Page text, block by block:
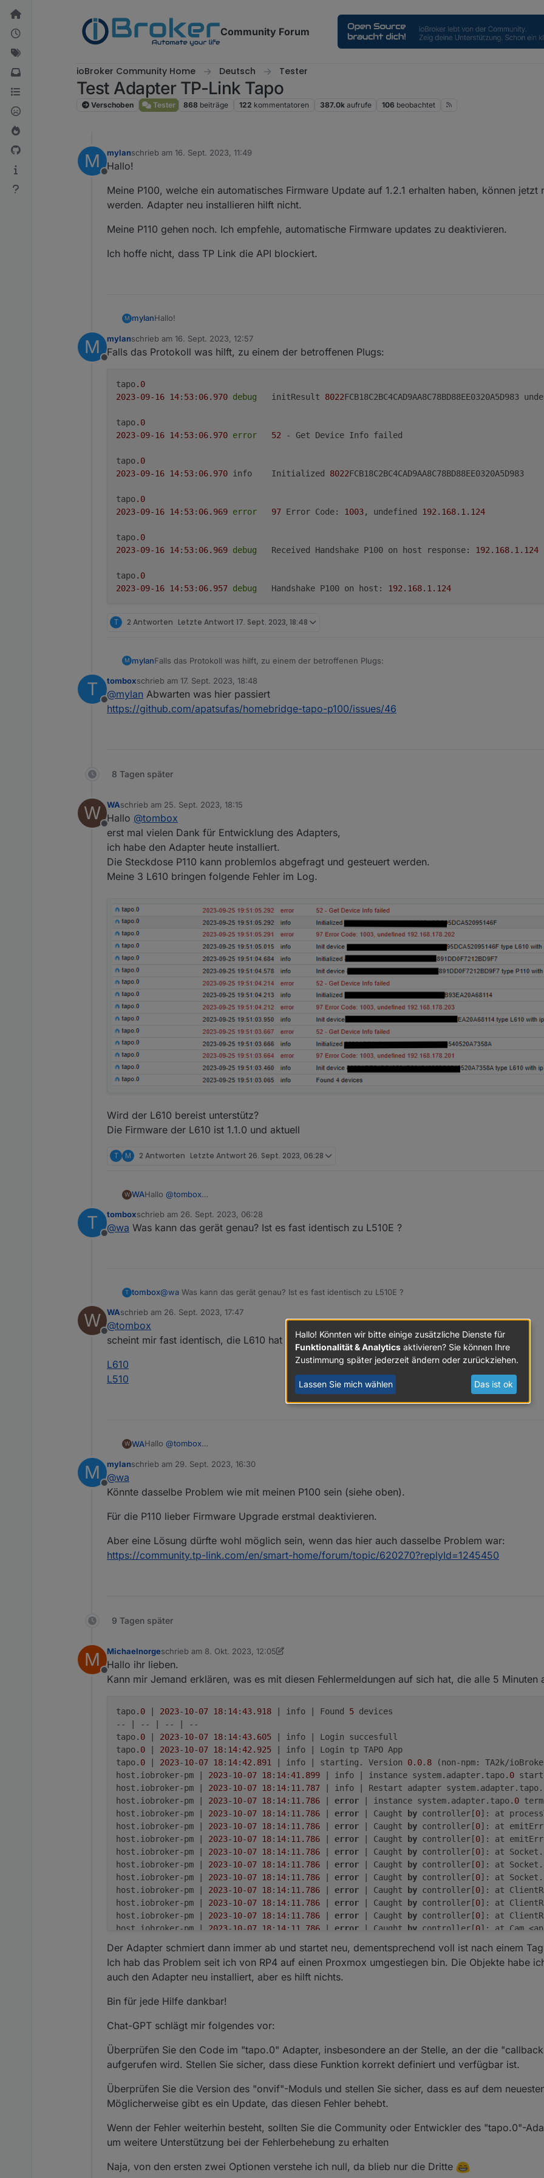
Weiter zum Inhalt
Community Forum
ioBroker Community Home Deutsch Tester
Test Adapter TP-Link Tapo
Verschoben Tester 868 beiträge 122 kommentatoren 387.0k aufrufe 106 beobachtet
M
Offline
mylanschrieb am 16. Sept. 2023, 11:49
zuletzt editiert von
Hallo!
Meine P100, welche ein automatisches Firmware Update auf 1.2.1 erhalten haben, können jetzt
werden. Adapter neu installieren hilft nicht.
Meine P110 gehen noch. Ich empfehle, automatische Firmware updates zu deaktivieren.
Ich hoffe nicht, dass TP Link die API blockiert.
M mylanHallo!
Meine P100, welche ein automatisches Firmware Update auf 1.2.1 erhalten haben, können jetzt nicht
Adapter neu installieren hilft nicht.
M
Offline
mylanschrieb am 16. Sept. 2023, 12:57
zuletzt editiert von
Falls das Protokoll was hilft, zu einem der betroffenen Plugs:
tapo.0
2023-09-16 14: 53: 06.970 debug
	initResult
8022FCB18C2BC4CAD9AA8C78BD88EE0320A5D983
tapo.0
2023-09-16 14: 53: 06.970 error 52 - Get Device Info failed
tapo.0
2023-09-16 14: 53: 06.970
	info	Initialized
8022FCB18C2BC4CAD9AA8C78BD88EE0320A5D983
tapo.0
2023-09-16 14: 53: 06.969 error 97 Error Code: 1003, undefined 192.168.1 .124
tapo.0
2023-09-16 14: 53: 06.969 debug
	Received Handshake P100 on host response:
192.168.1 .124
tapo.0
2023-09-16 14: 53: 06.957 debug
	Handshake P100 on host:
192.168.1 .124
2023-09-16 14:53:06.535 debug
	Constructing P100 on host:
2023-09-16 14:53:06.534
	info	Init device
8022FCB18C2BC4CAD9AA8C78BD88EE0320A5D983
tapo.0
2023-09 -16 : 06.533 debug "hwVer" "2.0", "category":
T 2 Antworten Letzte Antwort 17. Sept. 2023, 18:48
M mylanFalls das Protokoll was hilft, zu einem der betroffenen Plugs:
tapo.0
2023-09-16 14:53:06.970	debug	initResult
2023-09-16 14:53:06.969	error	97 Error Code: 1003, undefined 192.168.1.124
tapo.0
2023-09-16 14:53:06.969	debug	Received Handshake P100 on host response:
tapo.0
2023-09-16 14:53:06.957	debug	Handshake P100 on host: 192.168.1.124
2023-09-16 14:53:06.534	info	Init device
T
Offline
tomboxschrieb am 17. Sept. 2023, 18:48
zuletzt editiert von
@mylan Abwarten was hier passiert
https://github.com/apatsufas/homebridge-tapo-p100/issues/46
8 Tagen später
W
Offline
WAschrieb am 25. Sept. 2023, 18:15
zuletzt editiert von
Hallo @tombox
erst mal vielen Dank für Entwicklung des Adapters,
ich habe den Adapter heute installiert.
Die Steckdose P110 kann problemlos abgefragt und gesteuert werden.
Meine 3 L610 bringen folgende Fehler im Log.
Wird der L610 bereist unterstütz?
Die Firmware der L610 ist 1.1.0 und aktuell
T M 2 Antworten Letzte Antwort 26. Sept. 2023, 06:28
W WAHallo @tombox
ich habe den Adapter heute installiert.
Die Steckdose P110 kann problemlos abgefragt und gesteuert werden.
T
Offline
tomboxschrieb am 26. Sept. 2023, 06:28
zuletzt editiert von
@wa Was kann das gerät genau? Ist es fast identisch zu L510E ?
T tombox@wa Was kann das gerät genau? Ist es fast identisch zu L510E ?
W
Offline
WAschrieb am 26. Sept. 2023, 17:47
zuletzt editiert von
@tombox
scheint mir fast identisch, die L610 hat nur einen GU10 Sockel .
L610
L510
W WAHallo @tombox
ich habe den Adapter heute installiert.
Meine 3 L610 bringen folgende Fehler im Log.
Wird der L610 bereist unterstütz?
Die Firmware der L610 ist 1.1.0 und aktuell
M
Offline
mylanschrieb am 29. Sept. 2023, 16:30
zuletzt editiert von
@wa
Könnte dasselbe Problem wie mit meinen P100 sein (siehe oben).
Für die P110 lieber Firmware Upgrade erstmal deaktivieren.
Aber eine Lösung dürfte wohl möglich sein, wenn das hier auch dasselbe Problem war:
https://community.tp-link.com/en/smart-home/forum/topic/620270?replyId=1245450
9 Tagen später
M
Offline
Michaelnorgeschrieb am 8. Okt. 2023, 12:05
zuletzt editiert von Michaelnorge
Hallo ihr lieben.
Kann mir Jemand erklären, was es mit diesen Fehlermeldungen auf sich hat, die alle 5 Minuten
tapo. 0 2023-10-07 18: 14:43.918 | info | Found 5 devices
-- | -- | -- | --
tapo. 0 2023-10-07 18: 14:43.605 | info | Login succesfull
tapo. 0 2023-10-07 18: 14:42.925 | info | Login tp TAPO App
tapo. 0 2023-10-07 18: 14:42.891 | info | starting. Version 0.0. 8 (non-npm: TA2k/
host.iobroker-pm | 2023-10-07 18: 14:41.899 | info | instance system.adapter.tapo. 0
host.iobroker-pm | 2023-10-07 18: 14: 11.787 | info | Restart adapter system.adapter.tapo.
host.iobroker-pm | 2023-10-07 18: 14: 11.786 error | instance system.adapter.tapo. 0
host.iobroker-pm | 2023-10-07 18: 14: 11.786 error | Caught by controller[0]: at
host.iobroker-pm | 2023-10-07 18: 14: 11.786 error | Caught by controller[0]: at
host.iobroker-pm | 2023-10-07 18: 14: 11.786 error | Caught by controller[0]: at
host.iobroker-pm | 2023-10-07 18: 14: 11.786 error | Caught by controller[0]: at
host.iobroker-pm | 2023-10-07 18: 14: 11.786 error | Caught by controller[0]: at
host.iobroker-pm | 2023-10-07 18: 14: 11.786 error | Caught by controller[0]: at
host.iobroker-pm | 2023-10-07 18: 14: 11.786 error | Caught by controller[0]: at
host.iobroker-pm | 2023-10-07 18: 14: 11.786 error | Caught by controller[0]: at
host.iobroker-pm | 2023-10-07 18: 14: 11.786 error | Caught by controller[0]: at
host.iobroker-pm | 2023-10-07 18: 14: 11.786 | error | Caught by controller[0]: at
tapo.0 | 2023 -10-07 18 : 14:11.698 | warn | Terminated (UNCAUGHT_EXCEPTION): Without
tapo. 0 | 2023-10-07 18 :14 :11.698 | info | terminating
tapo.0 | 2023-10-07 18:14:11.686 | error | callback.
tapo.0 | 2023- 10-07 18 :
Der Adapter schmiert dann immer ab und startet neu, dementsprechend voll ist nach einem
Ich hab das Problem seit ich von RP4 auf einen Proxmox umgestiegen bin. Die Objekte habe
auch den Adapter neu installiert, aber es hilft nichts.
Bin für jede Hilfe dankbar!
Chat-GPT schlägt mir folgendes vor:
Überprüfen Sie den Code im "tapo.0" Adapter, insbesondere an der Stelle, an der die
aufgerufen wird. Stellen Sie sicher, dass diese Funktion korrekt definiert und verfügbar ist.
Überprüfen Sie die Version des "onvif"-Moduls und stellen Sie sicher, dass es auf dem
Möglicherweise gibt es ein Update, das diesen Fehler behebt.
Wenn der Fehler weiterhin besteht, sollten Sie die Community oder Entwickler des "tapo.0"-
um weitere Unterstützung bei der Fehlerbehebung zu erhalten
Naja, von den ersten zwei Optionen verstehe ich null, da blieb nur die Dritte
Hallo! Könnten wir bitte einige zusätzliche Dienste für
Funktionalität & Analytics aktivieren? Sie können Ihre
Zustimmung später jederzeit ändern oder zurückziehen.
Lassen Sie mich wählen Das ist ok